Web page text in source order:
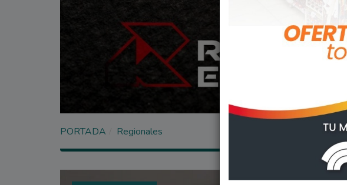
PORTADA Regionales